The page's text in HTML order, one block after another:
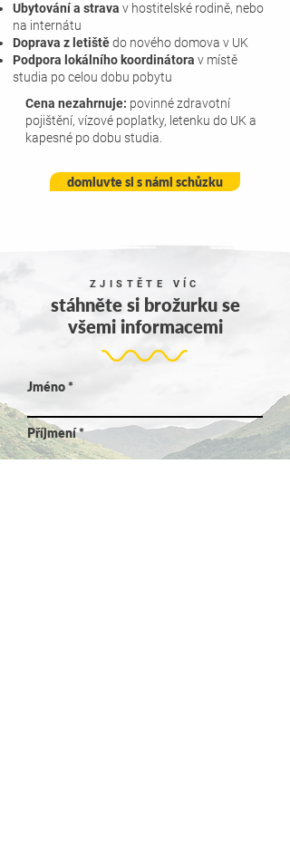
Ubytování a strava v hostitelské rodině, nebo
na internátu
Doprava z letištědo nového domova v UK
Podpora lokálního koordinátora v místě
studia po celou dobu pobytu
Cena nezahrnuje: povinné zdravotní
pojištění, vízové poplatky, letenku do UK a
kapesné po dobu studia.
domluvte si s námi schůzku
ZJISTĚTE VÍC
stáhněte si brožurku se
všemi informacemi
Jméno
Příjmení